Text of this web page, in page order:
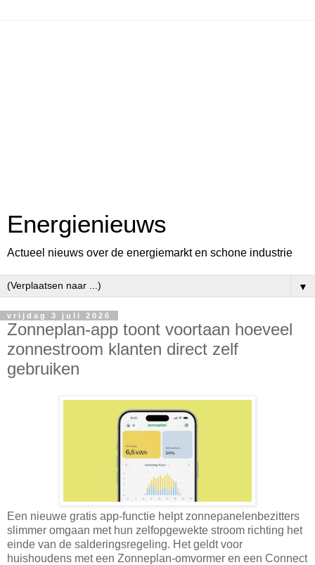
Energienieuws
Actueel nieuws over de energiemarkt en schone industrie
▼
vrijdag 3 juli 2026
Zonneplan-app toont voortaan hoeveel
zonnestroom klanten direct zelf
gebruiken
Een nieuwe gratis app-functie helpt zonnepanelenbezitters
slimmer omgaan met hun zelfopgewekte stroom richting het
einde van de salderingsregeling. Het geldt voor
huishoudens met een Zonneplan-omvormer en een Connect